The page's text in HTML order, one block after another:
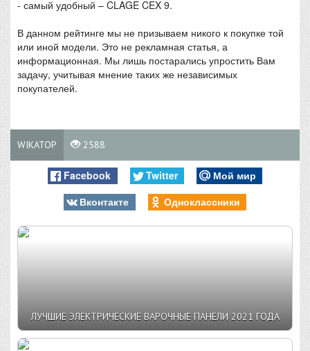
- самый удобный – CLAGE CEX 9.
В данном рейтинге мы не призываем никого к покупке той
или иной модели. Это не рекламная статья, а
информационная. Мы лишь постарались упростить Вам
задачу, учитывая мнение таких же независимых
покупателей.
WIKATOP 2588
Facebook Twitter
Мой мир
Вконтакте
Одноклассники
ЛУЧШИЕ ЭЛЕКТРИЧЕСКИЕ ВАРОЧНЫЕ ПАНЕЛИ 2021 ГОДА